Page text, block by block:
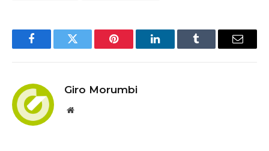
FacebookTwitter Pinterest LinkedInTumblr Email
Giro Morumbi
Website